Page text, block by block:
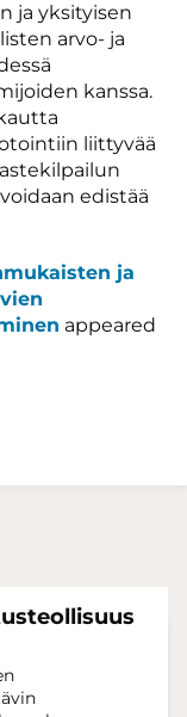
ja yksityisen
arvo- ja
kanssa.
liittyvää
edistää
ja
appeared